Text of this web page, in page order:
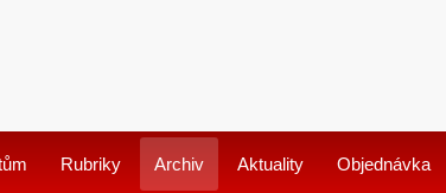
Rubriky Archiv Aktuality Objednávka